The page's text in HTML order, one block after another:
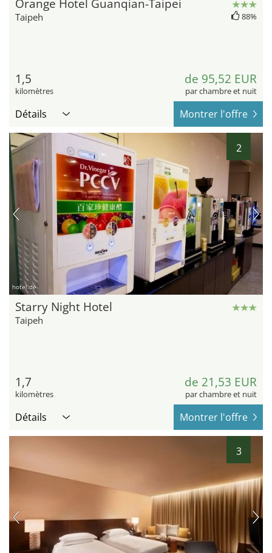
Orange Hotel Guanqian-Taipei
Taipeh 88%
1,5
kilomètres
de 95,52 EUR
par chambre et nuit
Détails Montrer l'offre
2
hotel.de
Starry Night Hotel
Taipeh
1,7
kilomètres
de 21,53 EUR
par chambre et nuit
Détails Montrer l'offre
3